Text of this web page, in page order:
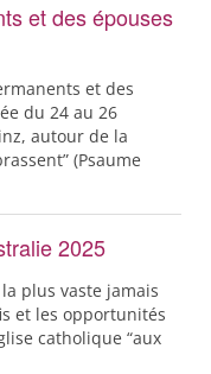
et des épouses
et des
du 24 au 26
autour de la
(Psaume
2025
plus vaste jamais
et les opportunités
catholique “aux